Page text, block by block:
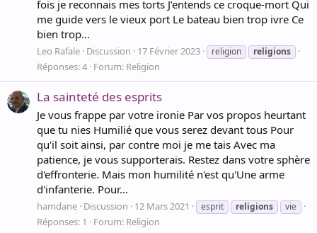
fois je reconnais mes torts J’entends ce croque-mort Qui
me guide vers le vieux port Le bateau bien trop ivre Ce
bien trop...
Leo Rafale Discussion 17 Février 2023 religion religions
Réponses: 4 Forum: Religion
La sainteté des esprits
Je vous frappe par votre ironie Par vos propos heurtant
que tu nies Humilié que vous serez devant tous Pour
qu'il soit ainsi, par contre moi je me tais Avec ma
patience, je vous supporterais. Restez dans votre sphère
d'effronterie. Mais mon humilité n'est qu'Une arme
d'infanterie. Pour...
hamdane Discussion 12 Mars 2021 esprit religions vie
Réponses: 1 Forum: Religion